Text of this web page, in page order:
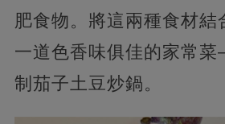
肥食物。將這兩種食材結
一道色香味俱佳的家常
制茄子土豆炒鍋。